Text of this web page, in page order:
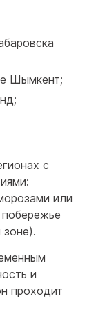
Шымкент;
с
или
зоне).
и
проходит